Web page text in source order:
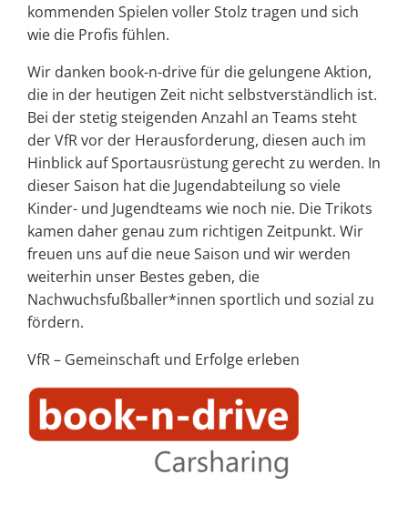
kommenden Spielen voller Stolz tragen und sich
wie die Profis fühlen.
Wir danken book-n-drive für die gelungene Aktion,
die in der heutigen Zeit nicht selbstverständlich ist.
Bei der stetig steigenden Anzahl an Teams steht
der VfR vor der Herausforderung, diesen auch im
Hinblick auf Sportausrüstung gerecht zu werden. In
dieser Saison hat die Jugendabteilung so viele
Kinder- und Jugendteams wie noch nie. Die Trikots
kamen daher genau zum richtigen Zeitpunkt. Wir
freuen uns auf die neue Saison und wir werden
weiterhin unser Bestes geben, die
Nachwuchsfußballer*innen sportlich und sozial zu
fördern.
VfR – Gemeinschaft und Erfolge erleben